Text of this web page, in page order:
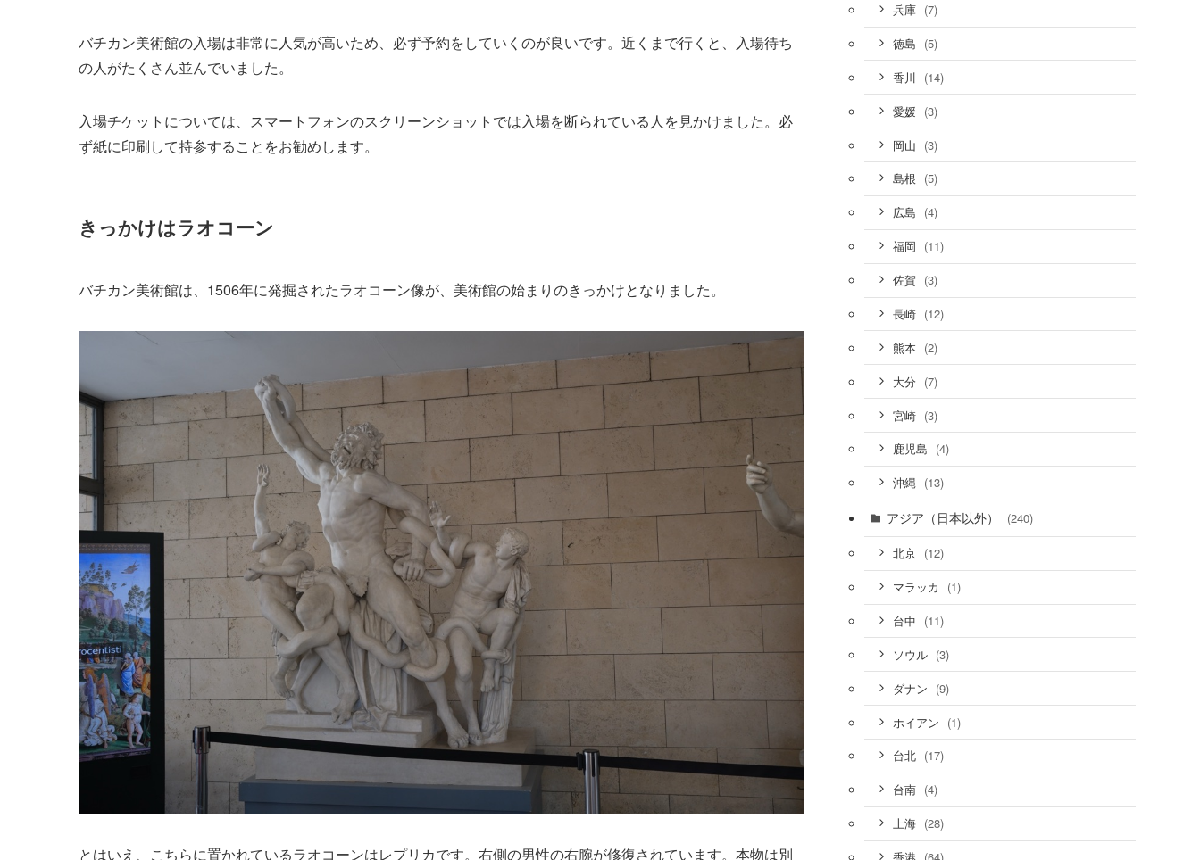
バチカン美術館の入場は非常に人気が高いため、必ず予約をしていくのが良いです。近くまで行くと、入場待ち
の人がたくさん並んでいました。
入場チケットについては、スマートフォンのスクリーンショットでは入場を断られている人を見かけました。必
ず紙に印刷して持参することをお勧めします。
きっかけはラオコーン
バチカン美術館は、1506年に発掘されたラオコーン像が、美術館の始まりのきっかけとなりました。
とはいえ、こちらに置かれているラオコーンはレプリカです。右側の男性の右腕が修復されています。本物は別
兵庫 (7)
徳島 (5)
香川 (14)
愛媛 (3)
岡山 (3)
島根 (5)
広島 (4)
福岡 (11)
佐賀 (3)
長崎 (12)
熊本 (2)
大分 (7)
宮崎 (3)
鹿児島 (4)
沖縄 (13)
アジア（日本以外） (240)
北京 (12)
マラッカ (1)
台中 (11)
ソウル (3)
ダナン (9)
ホイアン (1)
台北 (17)
台南 (4)
上海 (28)